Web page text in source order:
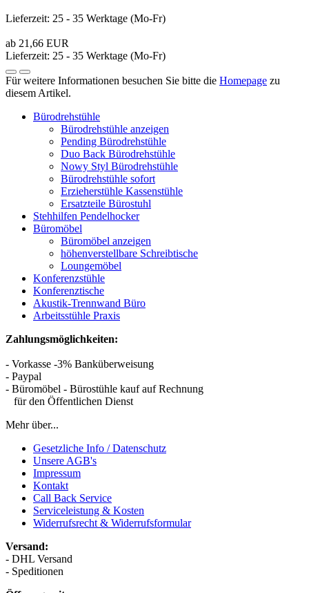
Lieferzeit: 25 - 35 Werktage (Mo-Fr)
ab 21,66 EUR
Lieferzeit: 25 - 35 Werktage (Mo-Fr)
Für weitere Informationen besuchen Sie bitte die Homepage zu
diesem Artikel.
Bürodrehstühle
Bürodrehstühle anzeigen
Pending Bürodrehstühle
Duo Back Bürodrehstühle
Nowy Styl Bürodrehstühle
Bürodrehstühle sofort
Erzieherstühle Kassenstühle
Ersatzteile Bürostuhl
Stehhilfen Pendelhocker
Büromöbel
Büromöbel anzeigen
höhenverstellbare Schreibtische
Loungemöbel
Konferenzstühle
Konferenztische
Akustik-Trennwand Büro
Arbeitsstühle Praxis
Zahlungsmöglichkeiten:
- Vorkasse -3% Banküberweisung
- Paypal
- Büromöbel - Bürostühle kauf auf Rechnung
für den Öffentlichen Dienst
Mehr über...
Gesetzliche Info / Datenschutz
Unsere AGB's
Impressum
Kontakt
Call Back Service
Serviceleistung & Kosten
Widerrufsrecht & Widerrufsformular
Versand:
- DHL Versand
- Speditionen